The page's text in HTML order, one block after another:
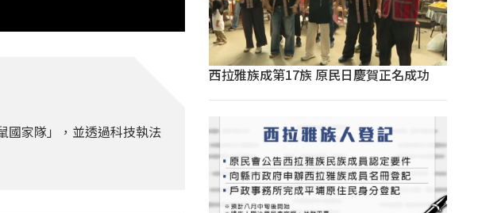
國家隊」，並透過科技執法
西拉雅族成第17族 原民日慶賀正名成功